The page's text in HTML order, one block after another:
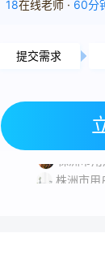
18在线老师 60分
提交需求
株洲市
长沙市
株洲市
株洲市